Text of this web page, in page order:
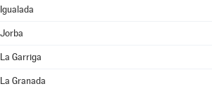
Igualada
Jorba
La Garriga
La Granada